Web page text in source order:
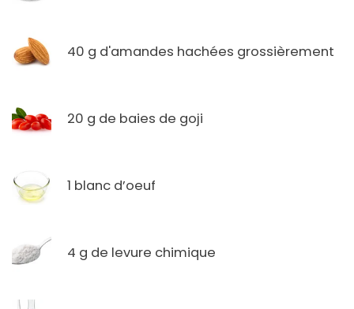
40 g d'amandes hachées grossièrement
20 g de baies de goji
1 blanc d’oeuf
4 g de levure chimique